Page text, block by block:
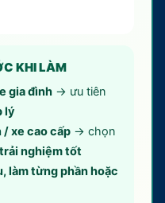
KHI LÀM
gia đình → ưu tiên
lý
/ xe cao cấp → chọn
nghiệm tốt
làm từng phần hoặc